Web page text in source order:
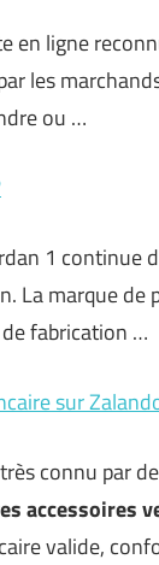
en ligne
les
ou …
1
La marque
fabrication …
sur
connu par
accessoires
valide,